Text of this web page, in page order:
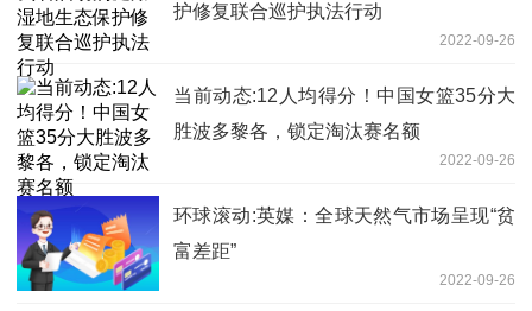
护修复联合巡护执法行动
2022-09-26
当前动态:12人均得分！中国女篮35分大
胜波多黎各，锁定淘汰赛名额
2022-09-26
环球滚动:英媒：全球天然气市场呈现“贫
富差距”
2022-09-26